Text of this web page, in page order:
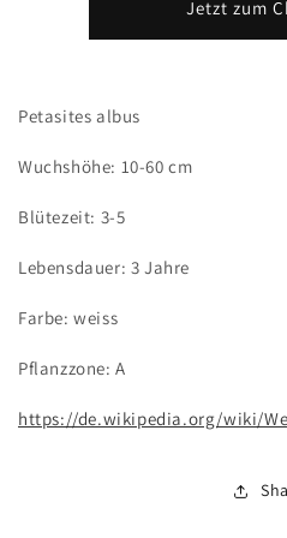
Jetzt zum
Petasites albus
Wuchshöhe: 10-60 cm
Blütezeit: 3-5
Lebensdauer: 3 Jahre
Farbe: weiss
Pflanzzone: A
https://de.wikipedia.org/wiki/